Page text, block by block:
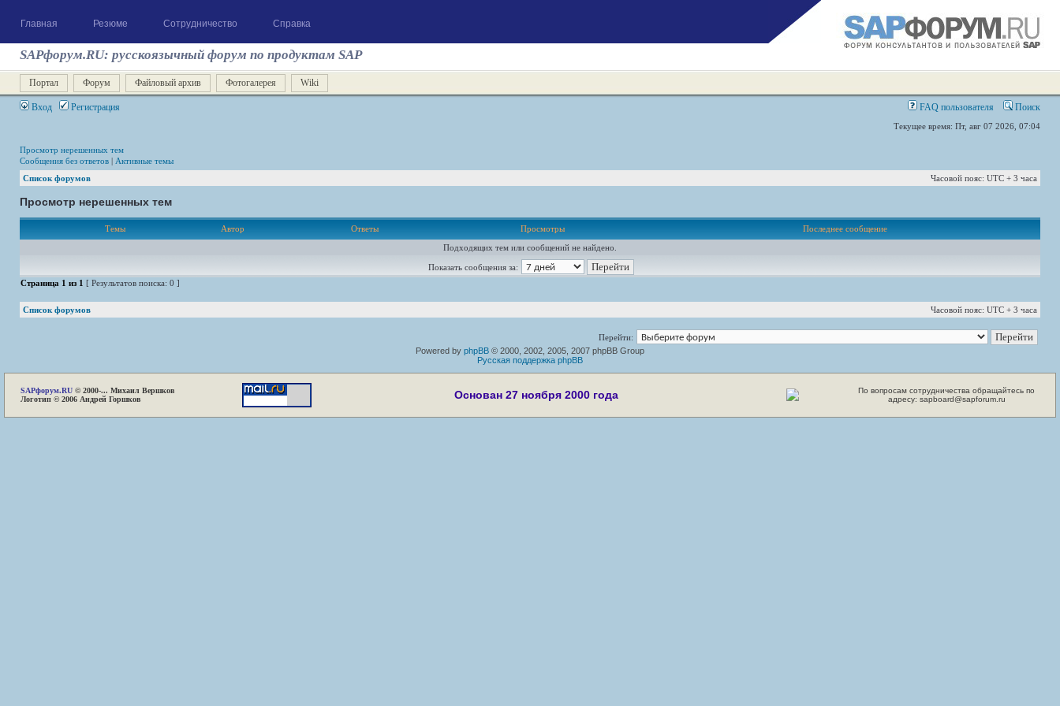
Главная Резюме Сотрудничество Справка
SAPфорум.RU: русскоязычный форум по продуктам SAP
Портал Форум Файловый архив Фотогалерея Wiki
Вход Регистрация FAQ пользователя Поиск
Текущее время: Пт, авг 07 2026, 07:04
Просмотр нерешенных тем
Сообщения без ответов | Активные темы
Список форумов
Часовой пояс: UTC + 3 часа
Просмотр нерешенных тем
Темы Автор Ответы Просмотры
Последнее сообщение
Подходящих тем или сообщений не найдено.
Показать сообщения за:
Страница 1 из 1 [ Результатов поиска: 0 ]
Список форумов Часовой пояс: UTC + 3 часа
Перейти:
Powered by phpBB © 2000, 2002, 2005, 2007 phpBB Group
Русская поддержка phpBB
SAPфорум.RU © 2000-... Михаил Вершков
Логотип © 2006 Андрей Горшков
Основан 27 ноября 2000 года
По вопросам сотрудничества обращайтесь по
адресу: sapboard@sapforum.ru